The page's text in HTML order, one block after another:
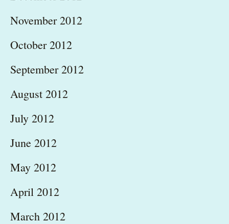
November 2012
October 2012
September 2012
August 2012
July 2012
June 2012
May 2012
April 2012
March 2012